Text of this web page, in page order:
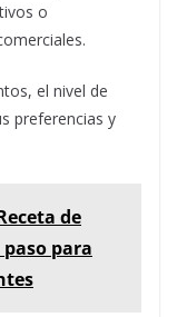
o
el nivel de
preferencias y
de
para